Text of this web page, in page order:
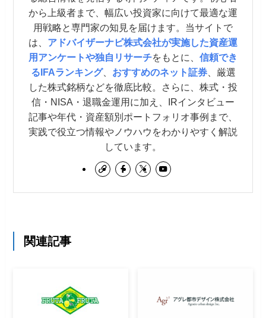
から上級者まで、幅広い投資家に向けて最適な運
用戦略と専門家の知見を届けます。当サイトで
は、 アドバイザーナビ株式会社が実施した資産運
用アンケートや独自リサーチをもとに、 信頼でき
るIFAランキング、 おすすめのネット証券、厳選
した株式銘柄などを徹底比較。さらに、株式・投
信・NISA・退職金運用に加え、IRインタビュー
記事や年代・資産額別ポートフォリオ事例まで、
実践で役立つ情報やノウハウをわかりやすく解説
しています。
関連記事